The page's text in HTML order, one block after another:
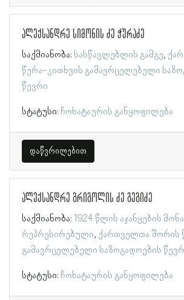
ალექსანდრე სიმონის ძე ჭურაძე
საქმიანობა: სასწავლებლის გამგე
წერა-კითხვის გამავრცელებელი
წევრი
სტატუსი: ჩოხატაურის განყოფილება
დაწვრილებით
ალექსანდრე გრიგოლის ძე გეგიძე
საქმიანობა: 1924 წლის აჯანყების
რეპრესირებული ქართველთა შორის
გამავრცელებელი საზოგადოების
სტატუსი: ჩოხატაურის განყოფილება